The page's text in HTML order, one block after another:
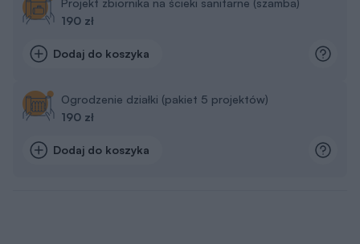
190 zł
Dodaj do koszyka
Ogrodzenie działki (pakiet 5 projektów)
190 zł
Dodaj do koszyka